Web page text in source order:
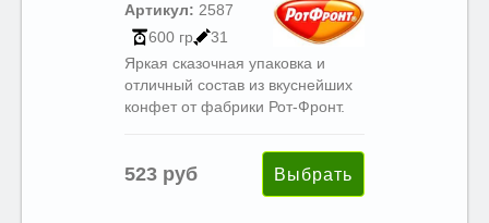
Артикул: 2587
600 гр
31
Яркая сказочная упаковка и
отличный состав из вкуснейших
конфет от фабрики Рот-Фронт.
523 руб